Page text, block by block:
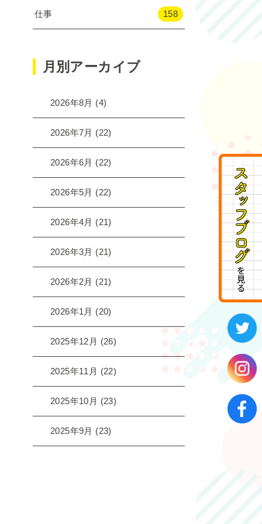
仕事 158
月別アーカイブ
2026年8月 (4)
2026年7月 (22)
2026年6月 (22)
2026年5月 (22)
2026年4月 (21)
2026年3月 (21)
2026年2月 (21)
2026年1月 (20)
2025年12月 (26)
2025年11月 (22)
2025年10月 (23)
2025年9月 (23)